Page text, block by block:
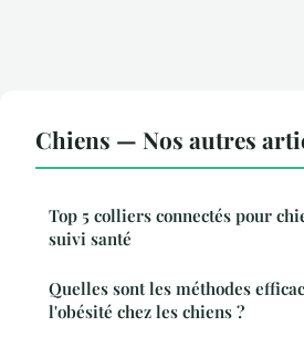
Chiens — Nos autres
Top 5 colliers connectés pour
suivi santé
Quelles sont les méthodes
l'obésité chez les chiens ?